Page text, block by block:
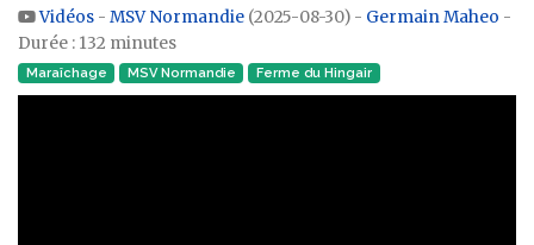
Aller à :navigation,rechercher
Vidéos - MSV Normandie (2025-08-30) - Germain Maheo -
Durée : 132 minutes
Maraîchage MSV Normandie Ferme du Hingair